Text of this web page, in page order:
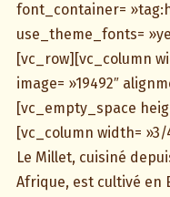
font_container=
use_theme_fonts=
[vc_row][vc_column
image= »19492″
[vc_empty_space
[vc_column width=
Le Millet, cuisiné
Afrique, est cultivé en